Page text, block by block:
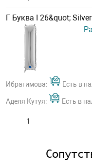
Г Буква I 26&quot; Silver
Ибрагимова: Есть в
Аделя Кутуя: Есть в